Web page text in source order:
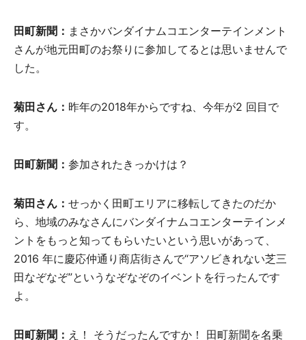
田町新聞： まさかバンダイナムコエンターテインメント
さんが地元田町のお祭りに参加してるとは思いませんで
した。
菊田さん： 昨年の2018年からですね、今年が2 回目で
す。
田町新聞： 参加されたきっかけは？
菊田さん： せっかく田町エリアに移転してきたのだか
ら、地域のみなさんにバンダイナムコエンターテインメ
ントをもっと知ってもらいたいという思いがあって、
2016 年に慶応仲通り商店街さんで“アソビきれない芝三
田なぞなぞ”というなぞなぞのイベントを行ったんです
よ。
田町新聞： え！ そうだったんですか！ 田町新聞を名乗